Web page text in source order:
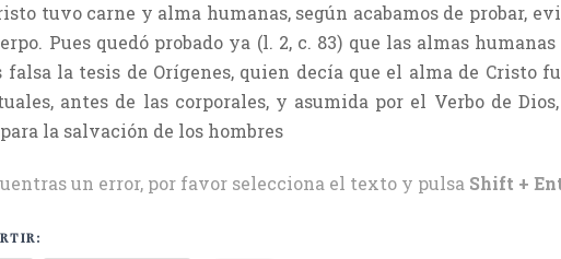
tuvo carne y alma humanas, según acabamos de probar,
Pues quedó probado ya (l. 2, c. 83) que las almas
falsa la tesis de Orígenes, quien decía que el alma de Cristo
antes de las corporales, y asumida por el Verbo de
la salvación de los hombres
un error, por favor selecciona el texto y pulsa Shift +